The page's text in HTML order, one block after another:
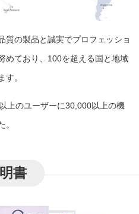
質の製品と誠実でプロフェッショ
めており、100を超える国と地域
す。
上のユーザーに30,000以上の機
書